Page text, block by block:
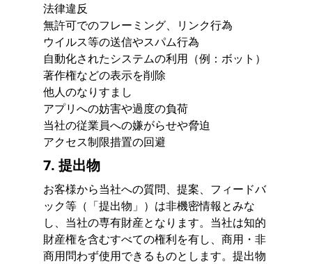
法律違反
無許可でのフレーミング、リンク行為
ウイルス等の送信やスパム行為
自動化されたシステムの利用（例：ボット）
著作権などの表示を削除
他人のなりすまし
アプリへの妨害や過度の負荷
当社の従業員への嫌がらせや脅迫
アクセス制限措置の回避
7. 提出物
お客様から当社への質問、提案、フィードバ
ック等（「提出物」）は非機密情報とみな
し、当社の専有財産となります。当社は知的
財産権を含むすべての権利を有し、商用・非
商用問わず使用できるものとします。提出物